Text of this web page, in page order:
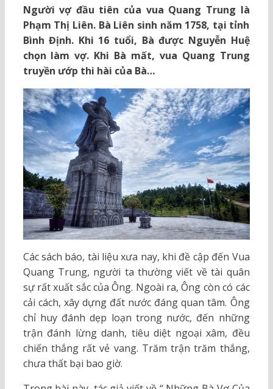
Người vợ đầu tiên của vua Quang Trung là
Phạm Thị Liên. Bà Liên sinh năm 1758, tại tỉnh
Bình Định. Khi 16 tuổi, Bà được Nguyễn Huệ
chọn làm vợ. Khi Bà mất, vua Quang Trung
truyền ướp thi hài của Bà…
Các sách báo, tài liệu xưa nay, khi đề cập đến Vua
Quang Trung, người ta thường viết về tài quân
sự rất xuất sắc của Ông. Ngoài ra, Ông còn có các
cải cách, xây dựng đất nước đáng quan tâm. Ông
chỉ huy đánh dẹp loạn trong nước, đến những
trận đánh lừng danh, tiêu diệt ngoại xâm, đều
chiến thắng rất vẻ vang. Trăm trận trăm thắng,
chưa thất bại bao giờ.